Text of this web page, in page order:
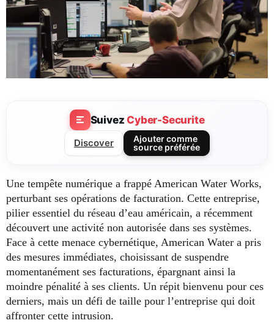
SuivezCyber-Securite
Discover
Ajouter comme
source préférée
Une tempête numérique a frappé American Water Works,
perturbant ses opérations de facturation. Cette entreprise,
pilier essentiel du réseau d’eau américain, a récemment
découvert une activité non autorisée dans ses systèmes.
Face à cette menace cybernétique, American Water a pris
des mesures immédiates, choisissant de suspendre
momentanément ses facturations, épargnant ainsi la
moindre pénalité à ses clients. Un répit bienvenu pour ces
derniers, mais un défi de taille pour l’entreprise qui doit
affronter cette intrusion.